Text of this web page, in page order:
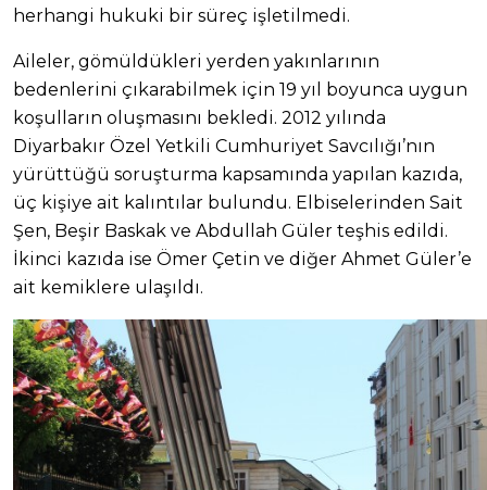
herhangi hukuki bir süreç işletilmedi.
Aileler, gömüldükleri yerden yakınlarının
bedenlerini çıkarabilmek için 19 yıl boyunca uygun
koşulların oluşmasını bekledi. 2012 yılında
Diyarbakır Özel Yetkili Cumhuriyet Savcılığı’nın
yürüttüğü soruşturma kapsamında yapılan kazıda,
üç kişiye ait kalıntılar bulundu. Elbiselerinden Sait
Şen, Beşir Baskak ve Abdullah Güler teşhis edildi.
İkinci kazıda ise Ömer Çetin ve diğer Ahmet Güler’e
ait kemiklere ulaşıldı.